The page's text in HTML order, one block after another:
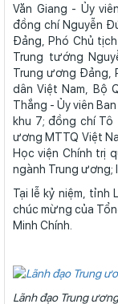
Văn Giang - Ủy
đồng chí Nguyễn
Đảng, Phó Chủ
Trung tướng
Trung ương Đảng,
dân Việt Nam, Bộ
Thắng - Ủy viên
khu 7; đồng chí Tô
ương MTTQ Việt
Học viện Chính trị
ngành Trung ương;
Tại lễ kỷ niệm,
chúc mừng của
Minh Chính.
Lãnh đạo Trung